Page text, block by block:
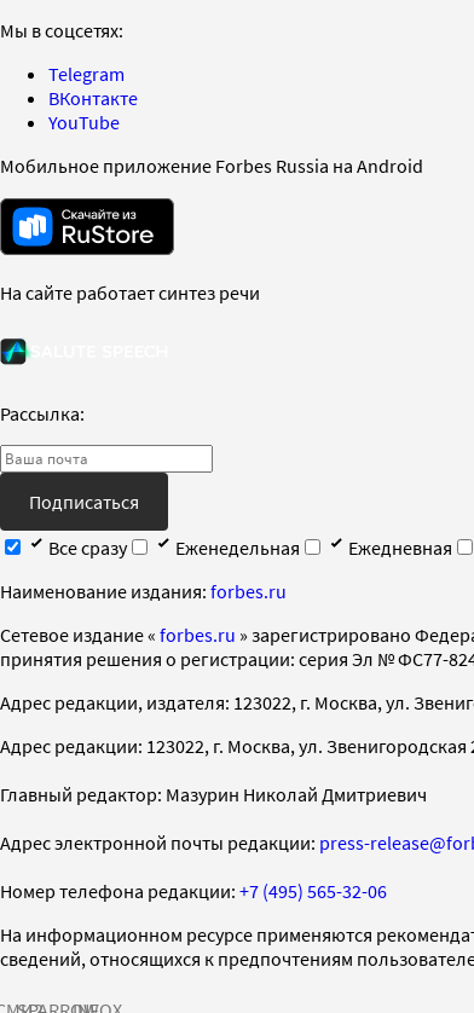
Мы в соцсетях:
Telegram
ВКонтакте
YouTube
Мобильное приложение Forbes Russia на Android
На сайте работает синтез речи
Рассылка:
Подписаться
Все сразу
Еженедельная Ежедневная
Наименование издания: forbes.ru
Cетевое издание « forbes.ru » зарегистрировано
принятия решения о регистрации: серия Эл № ФС77-
Адрес редакции, издателя: 123022, г. Москва, ул.
Адрес редакции: 123022, г. Москва, ул. Звенигородская
Главный редактор: Мазурин Николай Дмитриевич
Адрес электронной почты редакции: press-
Номер телефона редакции: +7 (495) 565-32-06
На информационном ресурсе применяются
сведений, относящихся к предпочтениям